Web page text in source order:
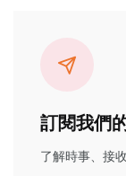
訂閱我們
了解時事、接